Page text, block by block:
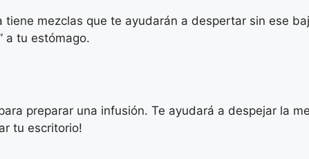
mezclas que te ayudarán a despertar sin ese
a tu estómago.
preparar una infusión. Te ayudará a despejar la
tu escritorio!